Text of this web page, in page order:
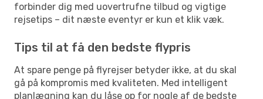
forbinder dig med uovertrufne tilbud og vigtige
rejsetips – dit næste eventyr er kun et klik væk.
Tips til at få den bedste flypris
At spare penge på flyrejser betyder ikke, at du skal
gå på kompromis med kvaliteten. Med intelligent
planlægning kan du låse op for nogle af de bedste